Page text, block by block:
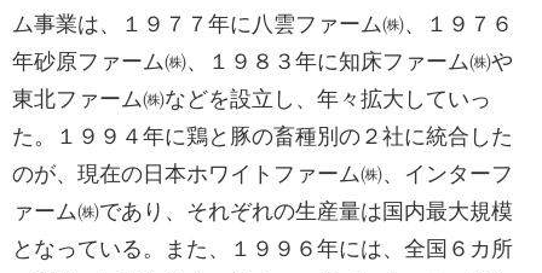
ム事業は、１９７７年に八雲ファーム㈱、１９７６
年砂原ファーム㈱、１９８３年に知床ファーム㈱や
東北ファーム㈱などを設立し、年々拡大していっ
た。１９９４年に鶏と豚の畜種別の２社に統合した
のが、現在の日本ホワイトファーム㈱、インターフ
ァーム㈱であり、それぞれの生産量は国内最大規模
となっている。また、１９９６年には、全国６カ所